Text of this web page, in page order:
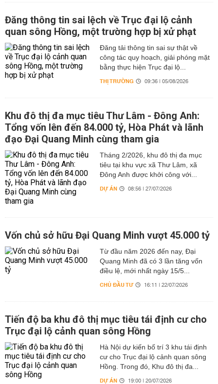
Đăng thông tin sai lệch về Trục đại lộ cảnh
quan sông Hồng, một trường hợp bị xử phạt
Đăng tải thông tin sai sự thật về
công tác quy hoạch, giải phóng mặt
bằng thực hiện Trục đại lộ...
THỊ TRƯỜNG 09:36 | 05/08/2026
Khu đô thị đa mục tiêu Thư Lâm - Đông Anh:
Tổng vốn lên đến 84.000 tỷ, Hòa Phát và lãnh
đạo Đại Quang Minh cùng tham gia
Tháng 2/2026, khu đô thị đa mục
tiêu tại khu vực xã Thư Lâm, xã
Đông Anh được khởi công với...
DỰ ÁN 08:56 | 27/07/2026
Vốn chủ sở hữu Đại Quang Minh vượt 45.000 tỷ
Từ đầu năm 2026 đến nay, Đại
Quang Minh đã có 3 lần tăng vốn
điều lệ, mới nhất ngày 15/5...
CHỦ ĐẦU TƯ 16:11 | 22/07/2026
Tiến độ ba khu đô thị mục tiêu tái định cư cho
Trục đại lộ cảnh quan sông Hồng
Hà Nội dự kiến bố trí 3 khu tái định
cư cho Trục đại lộ cảnh quan sông
Hồng. Trong đó, Khu đô thị đa...
DỰ ÁN 19:00 | 20/07/2026